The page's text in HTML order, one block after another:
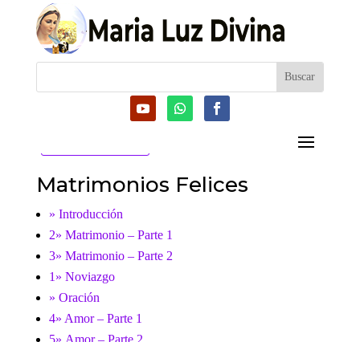
Matrimonios Felices
» Introducción
2» Matrimonio – Parte 1
3» Matrimonio – Parte 2
1» Noviazgo
» Oración
4» Amor – Parte 1
5» Amor – Parte 2